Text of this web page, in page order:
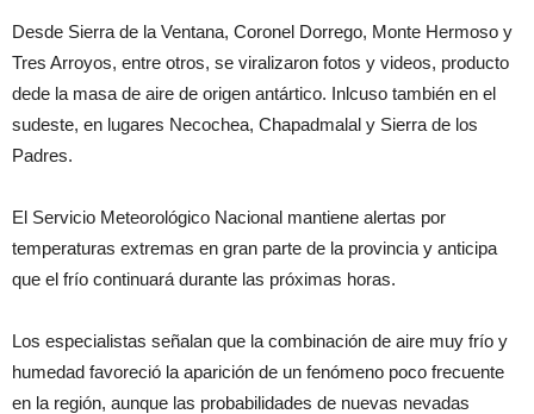
Desde Sierra de la Ventana, Coronel Dorrego, Monte Hermoso y
Tres Arroyos, entre otros, se viralizaron fotos y videos, producto
dede la masa de aire de origen antártico. Inlcuso también en el
sudeste, en lugares Necochea, Chapadmalal y Sierra de los
Padres.
El Servicio Meteorológico Nacional mantiene alertas por
temperaturas extremas en gran parte de la provincia y anticipa
que el frío continuará durante las próximas horas.
Los especialistas señalan que la combinación de aire muy frío y
humedad favoreció la aparición de un fenómeno poco frecuente
en la región, aunque las probabilidades de nuevas nevadas